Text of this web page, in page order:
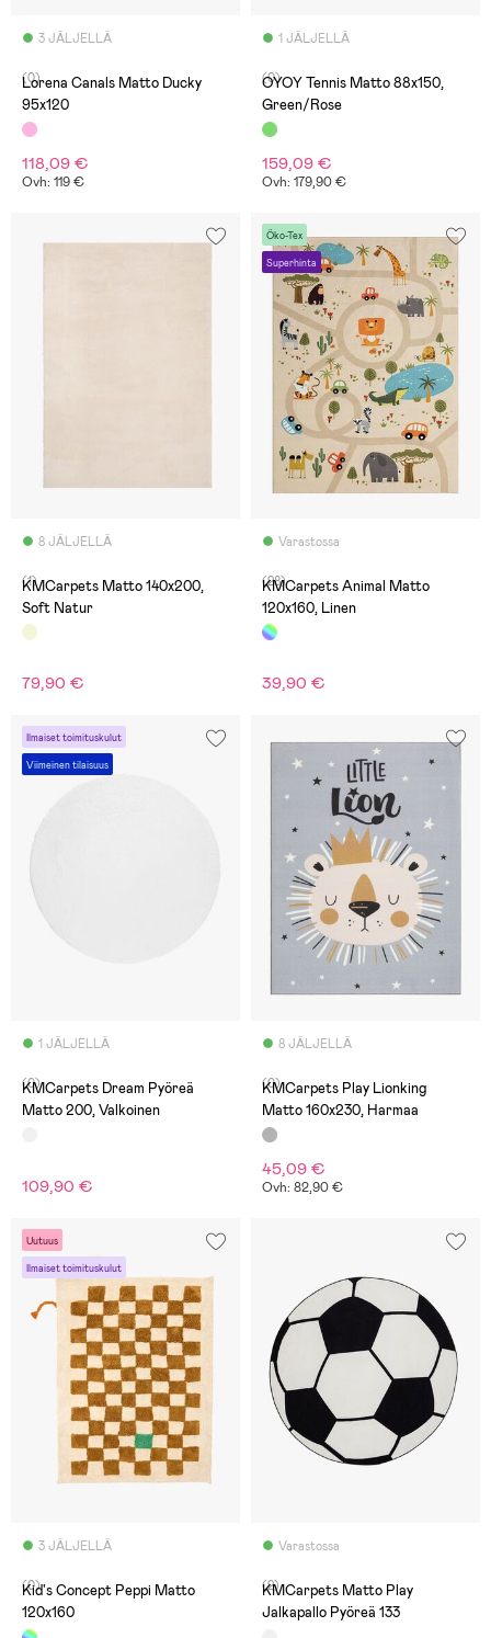
3 JÄLJELLÄ
(0)
Lorena Canals Matto Ducky
95x120
118,09 €
Ovh: 119 €
1 JÄLJELLÄ
(0)
OYOY Tennis Matto 88x150,
Green/Rose
159,09 €
Ovh: 179,90 €
8 JÄLJELLÄ
(1)
KMCarpets Matto 140x200,
Soft Natur
79,90 €
Öko-Tex
Superhinta
Varastossa
(28)
KMCarpets Animal Matto
120x160, Linen
39,90 €
Ilmaiset toimituskulut
Viimeinen tilaisuus
1 JÄLJELLÄ
(0)
KMCarpets Dream Pyöreä
Matto 200, Valkoinen
109,90 €
8 JÄLJELLÄ
(0)
KMCarpets Play Lionking
Matto 160x230, Harmaa
45,09 €
Ovh: 82,90 €
Uutuus
Ilmaiset toimituskulut
3 JÄLJELLÄ
(0)
Kid's Concept Peppi Matto
120x160
Varastossa
(2)
KMCarpets Matto Play
Jalkapallo Pyöreä 133